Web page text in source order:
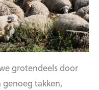
grotendeels door
takken,